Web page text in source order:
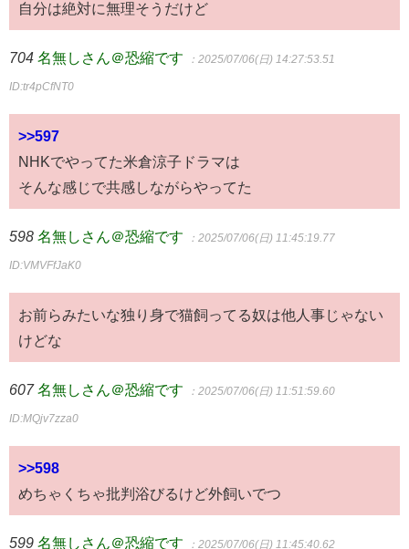
自分は絶対に無理そうだけど
704 名無しさん＠恐縮です ：2025/07/06(日) 14:27:53.51
ID:tr4pCfNT0
>>597
NHKでやってた米倉涼子ドラマは
そんな感じで共感しながらやってた
598 名無しさん＠恐縮です ：2025/07/06(日) 11:45:19.77
ID:VMVFfJaK0
お前らみたいな独り身で猫飼ってる奴は他人事じゃない
けどな
607 名無しさん＠恐縮です ：2025/07/06(日) 11:51:59.60
ID:MQjv7zza0
>>598
めちゃくちゃ批判浴びるけど外飼いでつ
599 名無しさん＠恐縮です ：2025/07/06(日) 11:45:40.62